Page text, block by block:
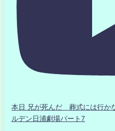
本日 兄が死んだ 葬式には行
ルデン日浦劇場パート7